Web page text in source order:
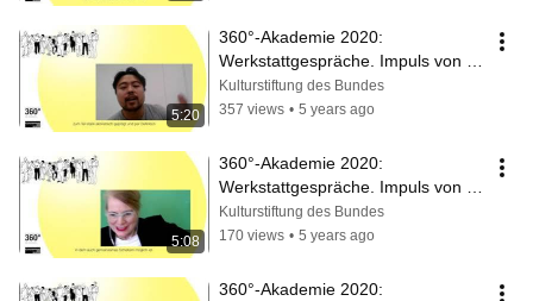
5:20
360°-Akademie 2020:
Werkstattgespräche. Impuls von
Dan Thy Nguyen
Kulturstiftung des Bundes
357 views • 5 years ago
5:08
360°-Akademie 2020:
Werkstattgespräche. Impuls von
Claudia Neusüß
Kulturstiftung des Bundes
170 views • 5 years ago
360°-Akademie 2020: